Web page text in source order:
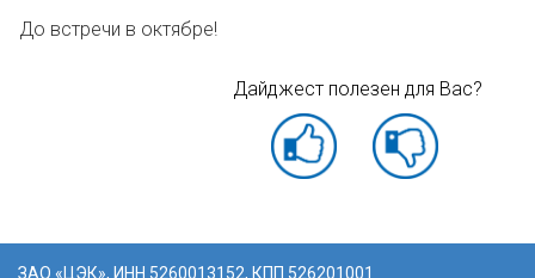
До встречи в октябре!
Дайджест полезен для Вас?
ЗАО «ЦЭК», ИНН 5260013152, КПП 526201001